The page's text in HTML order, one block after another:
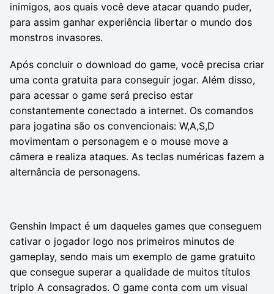
inimigos, aos quais você deve atacar quando puder,
para assim ganhar experiência libertar o mundo dos
monstros invasores.
Após concluir o download do game, você precisa criar
uma conta gratuita para conseguir jogar. Além disso,
para acessar o game será preciso estar
constantemente conectado a internet. Os comandos
para jogatina são os convencionais: W,A,S,D
movimentam o personagem e o mouse move a
câmera e realiza ataques. As teclas numéricas fazem a
alternância de personagens.
Genshin Impact é um daqueles games que conseguem
cativar o jogador logo nos primeiros minutos de
gameplay, sendo mais um exemplo de game gratuito
que consegue superar a qualidade de muitos títulos
triplo A consagrados. O game conta com um visual